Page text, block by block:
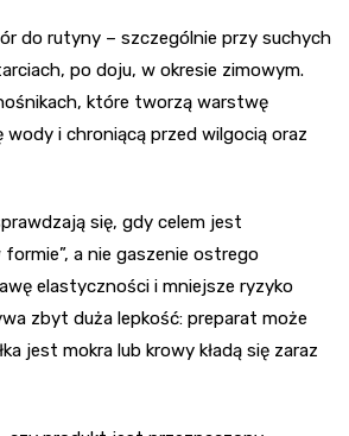
do rutyny – szczególnie przy suchych
po doju, w okresie zimowym.
które tworzą warstwę
i chroniącą przed wilgocią oraz
się, gdy celem jest
a nie gaszenie ostrego
elastyczności i mniejsze ryzyko
zbyt duża lepkość: preparat może
jest mokra lub krowy kładą się zaraz